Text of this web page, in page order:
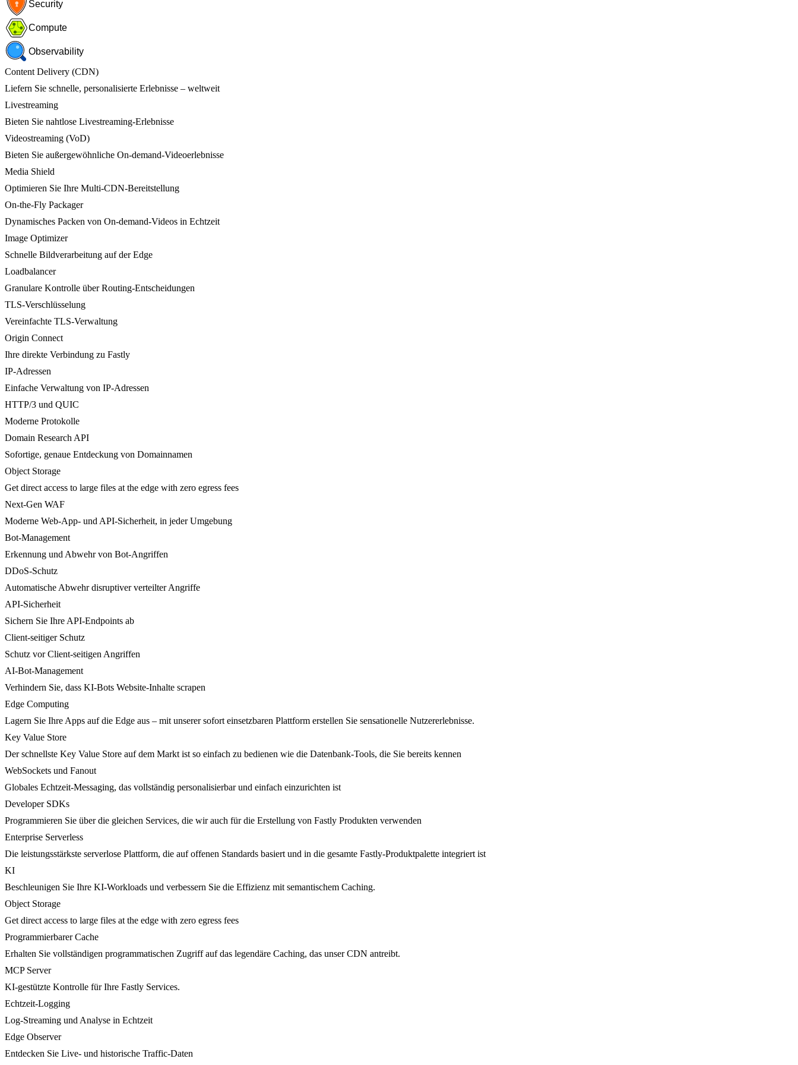
Security
Compute
Observability
Content Delivery (CDN)
Liefern Sie schnelle, personalisierte Erlebnisse – weltweit
Livestreaming
Bieten Sie nahtlose Livestreaming-Erlebnisse
Videostreaming (VoD)
Bieten Sie außergewöhnliche On-demand-Videoerlebnisse
Media Shield
Optimieren Sie Ihre Multi-CDN-Bereitstellung
On-the-Fly Packager
Dynamisches Packen von On-demand-Videos in Echtzeit
Image Optimizer
Schnelle Bildverarbeitung auf der Edge
Loadbalancer
Granulare Kontrolle über Routing-Entscheidungen
TLS-Verschlüsselung
Vereinfachte TLS-Verwaltung
Origin Connect
Ihre direkte Verbindung zu Fastly
IP-Adressen
Einfache Verwaltung von IP-Adressen
HTTP/3 und QUIC
Moderne Protokolle
Domain Research API
Sofortige, genaue Entdeckung von Domainnamen
Object Storage
Get direct access to large files at the edge with zero egress fees
Next-Gen WAF
Moderne Web-App- und API-Sicherheit, in jeder Umgebung
Bot-Management
Erkennung und Abwehr von Bot-Angriffen
DDoS-Schutz
Automatische Abwehr disruptiver verteilter Angriffe
API-Sicherheit
Sichern Sie Ihre API-Endpoints ab
Client-seitiger Schutz
Schutz vor Client-seitigen Angriffen
AI-Bot-Management
Verhindern Sie, dass KI-Bots Website-Inhalte scrapen
Edge Computing
Lagern Sie Ihre Apps auf die Edge aus – mit unserer sofort einsetzbaren Plattform erstellen Sie sensationelle Nutzererlebnisse.
Key Value Store
Der schnellste Key Value Store auf dem Markt ist so einfach zu bedienen wie die Datenbank-Tools, die Sie bereits kennen
WebSockets und Fanout
Globales Echtzeit-Messaging, das vollständig personalisierbar und einfach einzurichten ist
Developer SDKs
Programmieren Sie über die gleichen Services, die wir auch für die Erstellung von Fastly Produkten verwenden
Enterprise Serverless
Die leistungsstärkste serverlose Plattform, die auf offenen Standards basiert und in die gesamte Fastly-Produktpalette integriert ist
KI
Beschleunigen Sie Ihre KI-Workloads und verbessern Sie die Effizienz mit semantischem Caching.
Object Storage
Get direct access to large files at the edge with zero egress fees
Programmierbarer Cache
Erhalten Sie vollständigen programmatischen Zugriff auf das legendäre Caching, das unser CDN antreibt.
MCP Server
KI-gestützte Kontrolle für Ihre Fastly Services.
Echtzeit-Logging
Log-Streaming und Analyse in Echtzeit
Edge Observer
Entdecken Sie Live- und historische Traffic-Daten